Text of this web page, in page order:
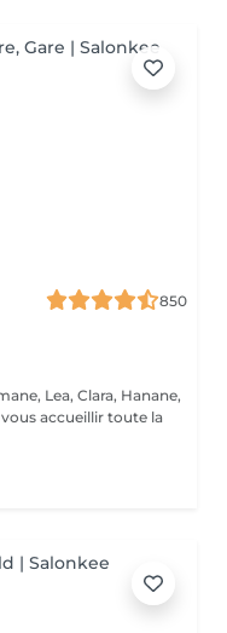
850
Lea, Clara, Hanane,
accueillir toute la